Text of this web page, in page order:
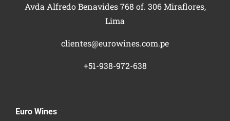
Avda Alfredo Benavides 768 of. 306 Miraflores,
Lima
clientes@eurowines.com.pe
+51-938-972-638
Euro Wines